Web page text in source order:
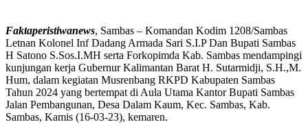
Faktaperistiwanews, Sambas – Komandan Kodim 1208/Sambas
Letnan Kolonel Inf Dadang Armada Sari S.I.P Dan Bupati Sambas
H Satono S.Sos.I.MH serta Forkopimda Kab. Sambas mendampingi
kunjungan kerja Gubernur Kalimantan Barat H. Sutarmidji, S.H.,M.
Hum, dalam kegiatan Musrenbang RKPD Kabupaten Sambas
Tahun 2024 yang bertempat di Aula Utama Kantor Bupati Sambas
Jalan Pembangunan, Desa Dalam Kaum, Kec. Sambas, Kab.
Sambas, Kamis (16-03-23), kemaren.